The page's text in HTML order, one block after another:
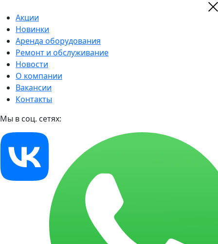
Акции
Новинки
Аренда оборудования
Ремонт и обслуживание
Новости
О компании
Вакансии
Контакты
Мы в соц. сетях: